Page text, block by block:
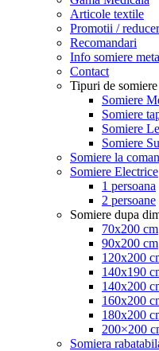
Articole textile
Promotii /
Recomandari
Info somiere
Contact
Tipuri de somiere
Somiere
Somiere
Somiere
Somiere
Somiere la
Somiere Electrice
1 persoana
2 persoane
Somiere dupa
70x200 cm
90x200 cm
120x200
140x190
140x200
160x200
180x200
200×200
Somiera